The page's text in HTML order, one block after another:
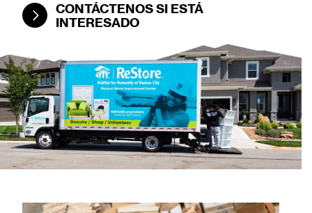
CONTÁCTENOS SI ESTÁ
INTERESADO